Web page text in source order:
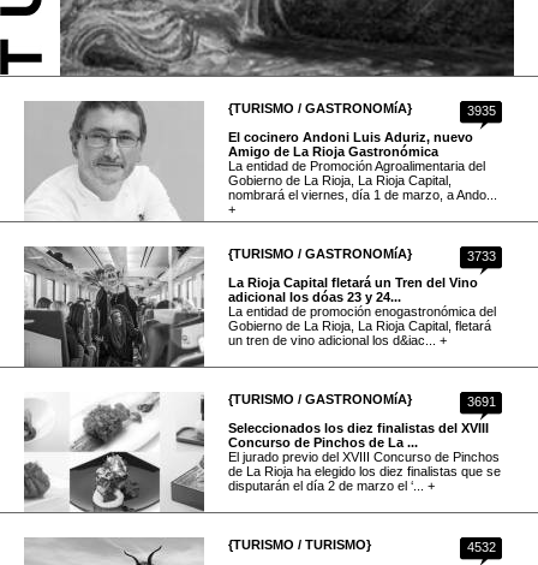
3935
{TURISMO / GASTRONOMíA}
El cocinero Andoni Luis Aduriz, nuevo
Amigo de La Rioja Gastronómica
La entidad de Promoción Agroalimentaria del
Gobierno de La Rioja, La Rioja Capital,
nombrará el viernes, día 1 de marzo, a Ando...
+
3733
{TURISMO / GASTRONOMíA}
La Rioja Capital fletará un Tren del Vino
adicional los dóas 23 y 24...
La entidad de promoción enogastronómica del
Gobierno de La Rioja, La Rioja Capital, fletará
un tren de vino adicional los d&iac... +
3691
{TURISMO / GASTRONOMíA}
Seleccionados los diez finalistas del XVIII
Concurso de Pinchos de La ...
El jurado previo del XVIII Concurso de Pinchos
de La Rioja ha elegido los diez finalistas que se
disputarán el día 2 de marzo el ‘... +
4532
{TURISMO / TURISMO}